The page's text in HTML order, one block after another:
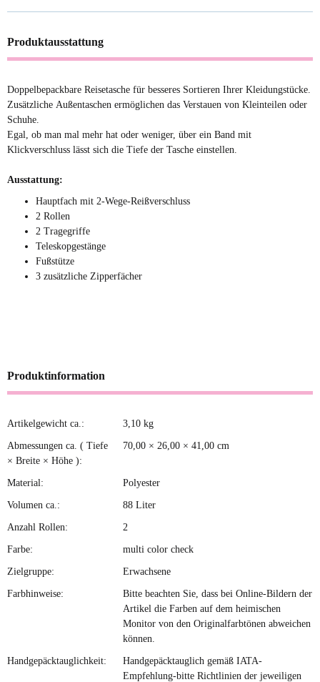
Produktausstattung
Doppelbepackbare Reisetasche für besseres Sortieren Ihrer Kleidungstücke.
Zusätzliche Außentaschen ermöglichen das Verstauen von Kleinteilen oder
Schuhe.
Egal, ob man mal mehr hat oder weniger, über ein Band mit
Klickverschluss lässt sich die Tiefe der Tasche einstellen.
Ausstattung:
Hauptfach mit 2-Wege-Reißverschluss
2 Rollen
2 Tragegriffe
Teleskopgestänge
Fußstütze
3 zusätzliche Zipperfächer
Produktinformation
Produkteigenschaft
Wert
Artikelgewicht ca.: 3,10 kg
Abmessungen ca. ( Tiefe
× Breite × Höhe ):
70,00 × 26,00 × 41,00 cm
Material: Polyester
Volumen ca.: 88 Liter
Anzahl Rollen: 2
Farbe: multi color check
Zielgruppe: Erwachsene
Farbhinweise:
Bitte beachten Sie, dass bei Online-Bildern der
Artikel die Farben auf dem heimischen
Monitor von den Originalfarbtönen abweichen
können.
Handgepäcktauglichkeit:
Handgepäcktauglich gemäß IATA-
Empfehlung-bitte Richtlinien der jeweiligen